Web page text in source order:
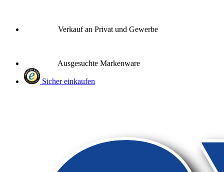
Verkauf an Privat und Gewerbe
Ausgesuchte Markenware
Sicher einkaufen